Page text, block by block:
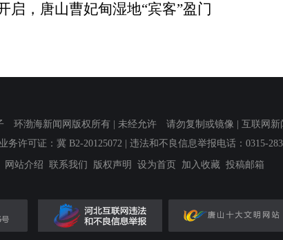
启，唐山曹妃甸湿地“宾客”盈门
渤海新闻网版权所有 | 未经允许 请勿复制或镜像 | 互联网新
务许可证：冀 B2-20125072 | 违法和不良信息举报电话：0315-
网站介绍 联系我们 版权声明 设为首页 加入收藏 投稿邮箱